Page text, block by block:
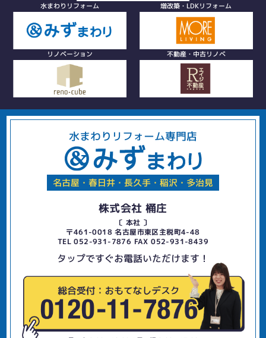
水まわりリフォーム 増改築・LDKリフォーム
リノベーション 不動産・中古リノベ
水まわりリフォーム専門店
名古屋・春日井・長久手・稲沢・多治見
株式会社 桶庄
〔 本社 〕
〒461-0018 名古屋市東区主税町4-48
TEL 052-931-7876 FAX 052-931-8439
タップですぐお電話いただけます！